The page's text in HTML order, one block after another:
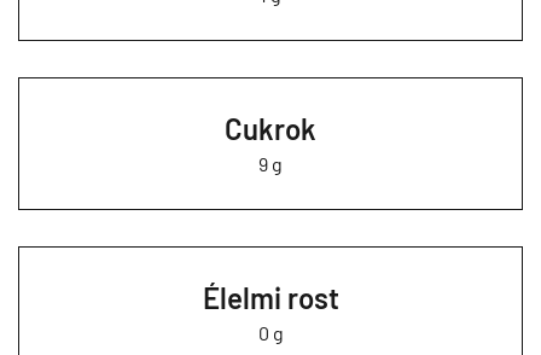
Cukrok
9 g
Élelmi rost
0 g